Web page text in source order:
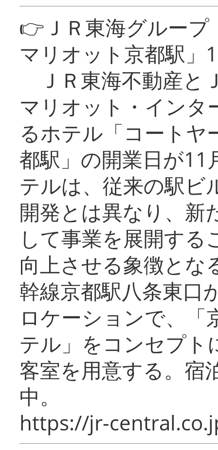
👉ＪＲ東海グルー
マリオット京都駅」
ＪＲ東海不動産と
マリオット・インタ
るホテル「コートヤ
都駅」の開業日が11
テルは、従来の駅ビ
開発とは異なり、新
して事業を展開する
向上させる象徴とな
幹線京都駅八条東口
ロケーションで、「
テル」をコンセプト
客室を用意する。宿
中。
https://jr-